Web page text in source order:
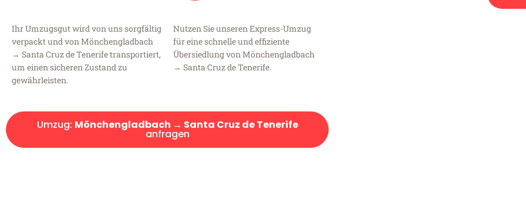
Ihr Umzugsgut wird von uns sorgfältig
verpackt und von Mönchengladbach
→ Santa Cruz de Tenerife transportiert,
um einen sicheren Zustand zu
gewährleisten.
Nutzen Sie unseren Express-Umzug
für eine schnelle und effiziente
Übersiedlung von Mönchengladbach
→ Santa Cruz de Tenerife.
Umzug: Mönchengladbach → Santa Cruz de Tenerife
anfragen